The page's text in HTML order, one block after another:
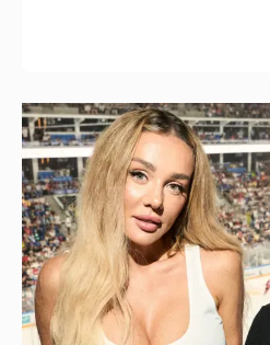
"Делать ли тест ДНК?".
ответила на слухи о
биологической
2